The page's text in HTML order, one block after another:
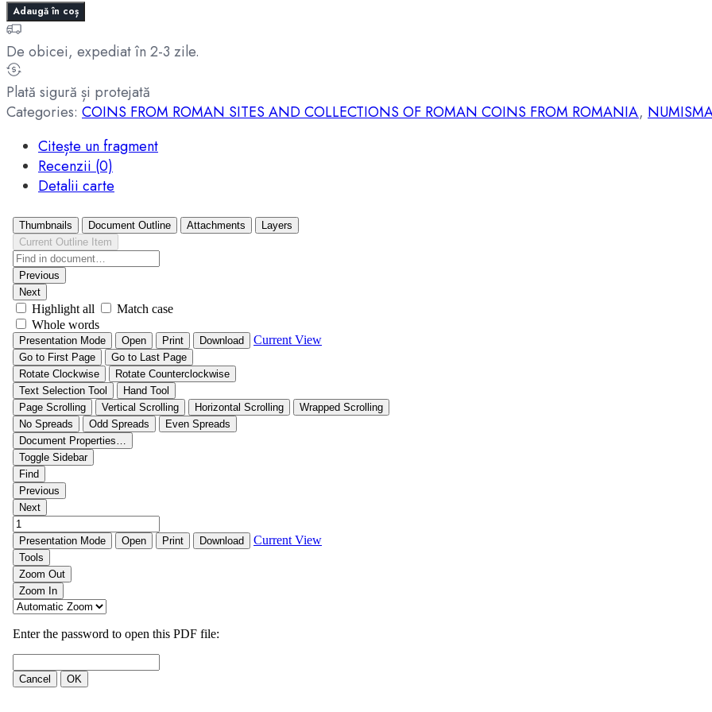
Adaugă în coș
De obicei, expediat în 2-3 zile.
Plată sigură și protejată
Categories: COINS FROM ROMAN SITES AND COLLECTIONS OF ROMAN COINS FROM ROMANIA,
Citește un fragment
Recenzii (0)
Detalii carte